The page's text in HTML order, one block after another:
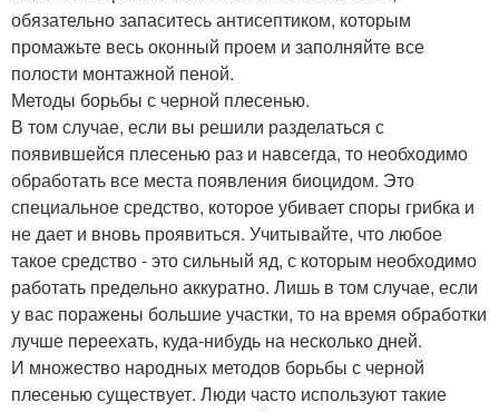
обязательно запаситесь антисептиком, которым
промажьте весь оконный проем и заполняйте все
полости монтажной пеной.
Методы борьбы с черной плесенью.
В том случае, если вы решили разделаться с
появившейся плесенью раз и навсегда, то необходимо
обработать все места появления биоцидом. Это
специальное средство, которое убивает споры грибка и
не дает и вновь проявиться. Учитывайте, что любое
такое средство - это сильный яд, с которым необходимо
работать предельно аккуратно. Лишь в том случае, если
у вас поражены большие участки, то на время обработки
лучше переехать, куда-нибудь на несколько дней.
И множество народных методов борьбы с черной
плесенью существует. Люди часто используют такие